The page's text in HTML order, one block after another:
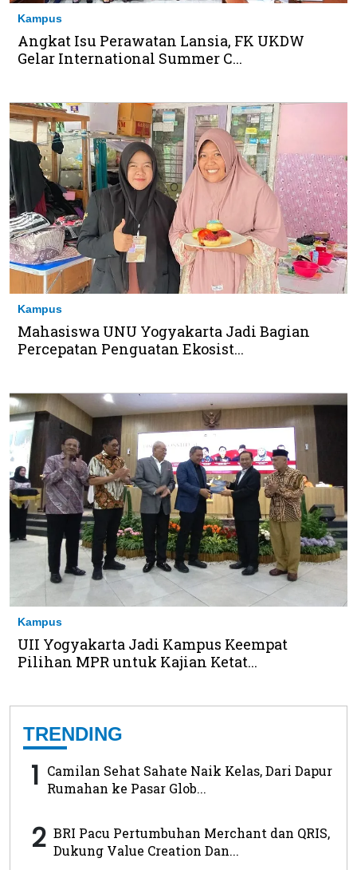
Kampus
Angkat Isu Perawatan Lansia, FK UKDW
Gelar International Summer C...
Kampus
Mahasiswa UNU Yogyakarta Jadi Bagian
Percepatan Penguatan Ekosist...
Kampus
UII Yogyakarta Jadi Kampus Keempat
Pilihan MPR untuk Kajian Ketat...
TRENDING
1 Camilan Sehat Sahate Naik Kelas, Dari Dapur
Rumahan ke Pasar Glob...
2 BRI Pacu Pertumbuhan Merchant dan QRIS,
Dukung Value Creation Dan...